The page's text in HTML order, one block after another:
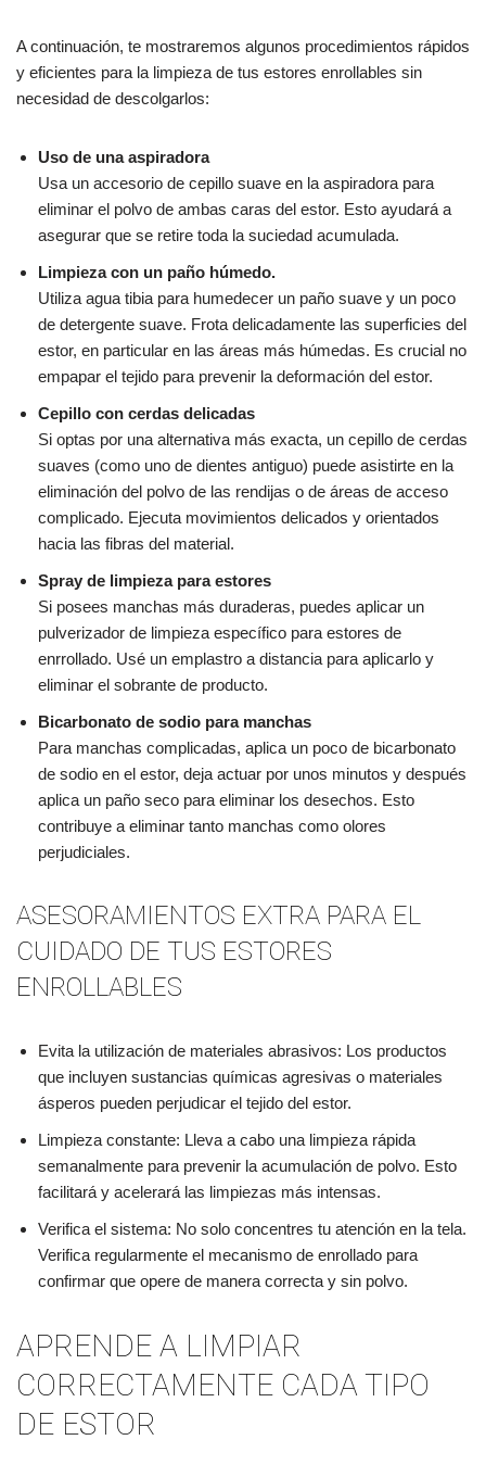
A continuación, te mostraremos algunos procedimientos rápidos
y eficientes para la limpieza de tus estores enrollables sin
necesidad de descolgarlos:
Uso de una aspiradora
Usa un accesorio de cepillo suave en la aspiradora para
eliminar el polvo de ambas caras del estor. Esto ayudará a
asegurar que se retire toda la suciedad acumulada.
Limpieza con un paño húmedo.
Utiliza agua tibia para humedecer un paño suave y un poco
de detergente suave. Frota delicadamente las superficies del
estor, en particular en las áreas más húmedas. Es crucial no
empapar el tejido para prevenir la deformación del estor.
Cepillo con cerdas delicadas
Si optas por una alternativa más exacta, un cepillo de cerdas
suaves (como uno de dientes antiguo) puede asistirte en la
eliminación del polvo de las rendijas o de áreas de acceso
complicado. Ejecuta movimientos delicados y orientados
hacia las fibras del material.
Spray de limpieza para estores
Si posees manchas más duraderas, puedes aplicar un
pulverizador de limpieza específico para estores de
enrrollado. Usé un emplastro a distancia para aplicarlo y
eliminar el sobrante de producto.
Bicarbonato de sodio para manchas
Para manchas complicadas, aplica un poco de bicarbonato
de sodio en el estor, deja actuar por unos minutos y después
aplica un paño seco para eliminar los desechos. Esto
contribuye a eliminar tanto manchas como olores
perjudiciales.
ASESORAMIENTOS EXTRA PARA EL
CUIDADO DE TUS ESTORES
ENROLLABLES
Evita la utilización de materiales abrasivos: Los productos
que incluyen sustancias químicas agresivas o materiales
ásperos pueden perjudicar el tejido del estor.
Limpieza constante: Lleva a cabo una limpieza rápida
semanalmente para prevenir la acumulación de polvo. Esto
facilitará y acelerará las limpiezas más intensas.
Verifica el sistema: No solo concentres tu atención en la tela.
Verifica regularmente el mecanismo de enrollado para
confirmar que opere de manera correcta y sin polvo.
APRENDE A LIMPIAR
CORRECTAMENTE CADA TIPO
DE ESTOR